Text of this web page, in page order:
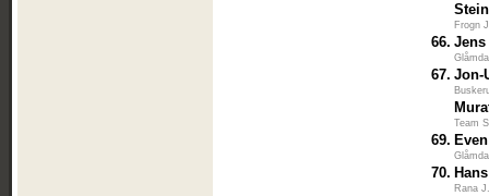
Frogn
66.
67. Jon-
Team
69.
70.
Rana